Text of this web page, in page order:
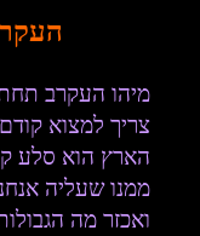
מיהו העקרב תחת
צריך למצוא
הארץ הוא סלע
ממנו שעליה
ואכזר מה